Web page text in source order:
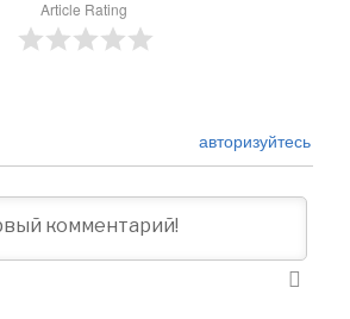
Article Rating
авторизуйтесь